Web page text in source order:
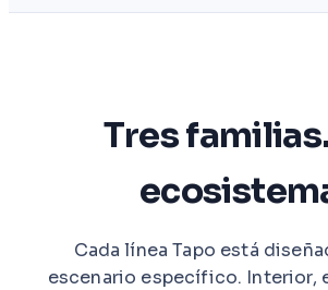
Tres
Cada línea Tapo está
escenario específico. Interior,